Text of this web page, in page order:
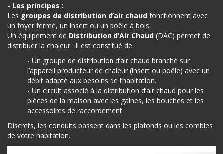
- Les principes :
Les groupes de distribution d’air chaud fonctionnent avec
un foyer fermé, un insert ou un poêle à bois.
Un équipement de Distribution d’Air Chaud (DAC) permet de
distribuer la chaleur : il est constitué de :
- Un groupe de distribution d’air chaud branché sur
l’appareil producteur de chaleur (insert ou poêle) avec un
débit adapté aux besoins de l’habitation.
- Un circuit associé à la distribution d’air chaud pour les
pièces de la maison avec les gaines, les bouches et les
accessoires de raccordement
Discrets, les conduits passent dans les plafonds ou les combles
de votre habitation.